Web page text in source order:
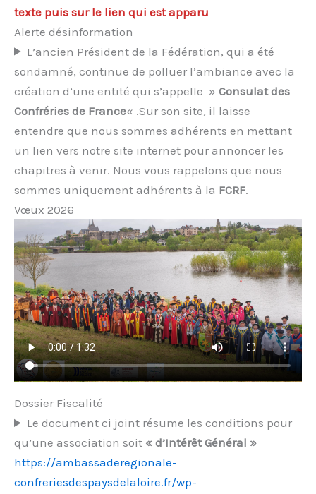
texte puis sur le lien qui est apparu
Alerte désinformation
L’ancien Président de la Fédération, qui a été
sondamné, continue de polluer l’ambiance avec la
création d’une entité qui s’appelle » Consulat des
Confréries de France« .Sur son site, il laisse
entendre que nous sommes adhérents en mettant
un lien vers notre site internet pour annoncer les
chapitres à venir. Nous vous rappelons que nous
sommes uniquement adhérents à la FCRF.
Vœux 2026
Dossier Fiscalité
Le document ci joint résume les conditions pour
qu’une association soit « d’Intérêt Général »
https://ambassaderegionale-
confreriesdespaysdelaloire.fr/wp-